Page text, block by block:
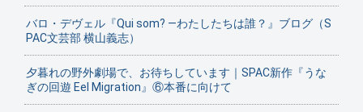
バロ・デヴェル『Qui som? ―わたしたちは誰？』ブログ（S
PAC文芸部 横山義志）
夕暮れの野外劇場で、お待ちしています｜SPAC新作『うな
ぎの回遊 Eel Migration』⑥本番に向けて